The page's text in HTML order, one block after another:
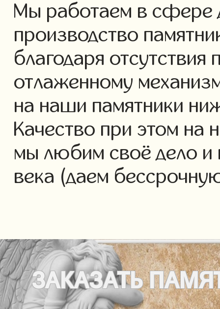
Мы работаем в сфере
производство
благодаря отсутствия
отлаженному
на наши памятники
Качество при этом на
мы любим своё дело и
века (даем
ЗАКАЗАТЬ